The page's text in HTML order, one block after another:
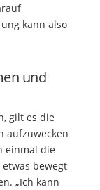
kann also
und
gilt es die
aufzuwecken
einmal die
bewegt
„Ich kann